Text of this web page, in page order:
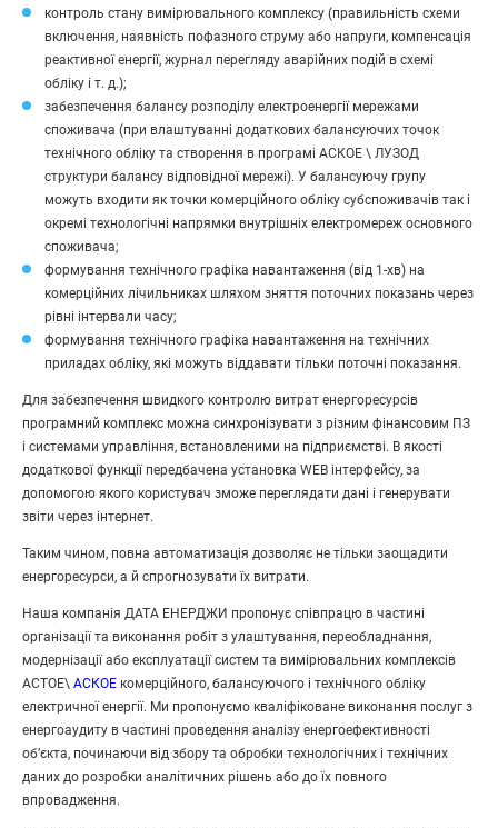
контроль стану вимірювального комплексу (правильність схеми
включення, наявність пофазного струму або напруги, компенсація
реактивної енергії, журнал перегляду аварійних подій в схемі
обліку і т. д.);
забезпечення балансу розподілу електроенергії мережами
споживача (при влаштуванні додаткових балансуючих точок
технічного обліку та створення в програмі АСКОЕ \ ЛУЗОД
структури балансу відповідної мережі). У балансуючу групу
можуть входити як точки комерційного обліку субспоживачів так і
окремі технологічні напрямки внутрішніх електромереж основного
споживача;
формування технічного графіка навантаження (від 1-хв) на
комерційних лічильниках шляхом зняття поточних показань через
рівні інтервали часу;
формування технічного графіка навантаження на технiчних
приладах обліку, які можуть віддавати тільки поточні показання.
Для забезпечення швидкого контролю витрат енергоресурсів
програмний комплекс можна синхронізувати з різним фінансовим ПЗ
і системами управління, встановленими на підприємстві. В якості
додаткової функції передбачена установка WEB інтерфейсу, за
допомогою якого користувач зможе переглядати дані і генерувати
звіти через інтернет.
Таким чином, повна автоматизація дозволяє не тільки заощадити
енергоресурси, а й спрогнозувати їх витрати.
Наша компанія ДАТА ЕНЕРДЖИ пропонує співпрацю в частині
організації та виконання робіт з улаштування, переобладнання,
модернізації або експлуатації систем та вимірювальних комплексів
АСТОЕ\ АСКОЕ комерційного, балансуючого і технічного обліку
електричної енергії. Ми пропонуємо кваліфіковане виконання послуг з
енергоаудиту в частині проведення аналізу енергоефективності
об’єкта, починаючи від збору та обробки технологічних і технічних
даних до розробки аналітичних рішень або до їх повного
впровадження.